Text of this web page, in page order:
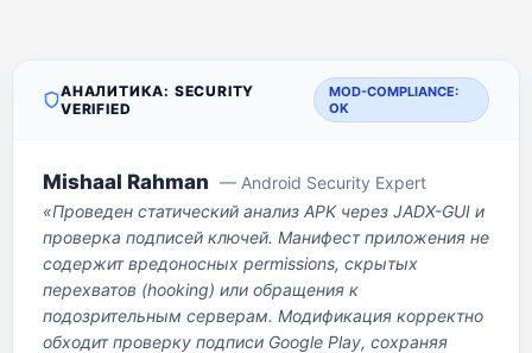
АНАЛИТИКА: SECURITY
VERIFIED
MOD-COMPLIANCE:
OK
Mishaal Rahman — Android Security Expert
«Проведен статический анализ APK через JADX-GUI и
проверка подписей ключей. Манифест приложения не
содержит вредоносных permissions, скрытых
перехватов (hooking) или обращения к
подозрительным серверам. Модификация корректно
обходит проверку подписи Google Play, сохраняя